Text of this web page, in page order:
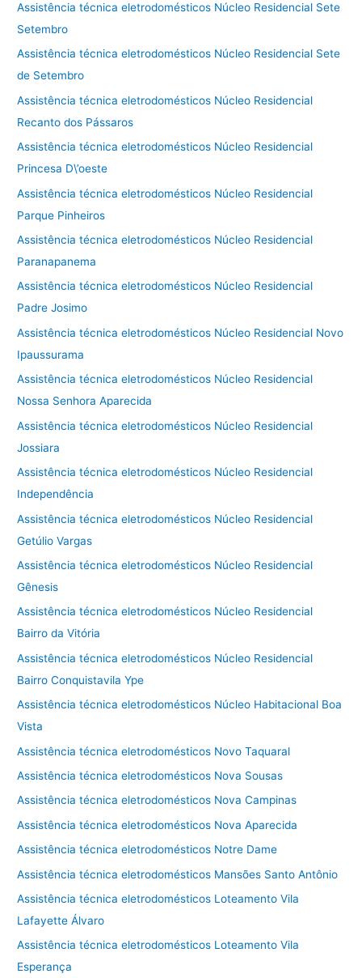
Assistência técnica eletrodomésticos Núcleo Residencial Sete
Setembro
Assistência técnica eletrodomésticos Núcleo Residencial Sete
de Setembro
Assistência técnica eletrodomésticos Núcleo Residencial
Recanto dos Pássaros
Assistência técnica eletrodomésticos Núcleo Residencial
Princesa D\’oeste
Assistência técnica eletrodomésticos Núcleo Residencial
Parque Pinheiros
Assistência técnica eletrodomésticos Núcleo Residencial
Paranapanema
Assistência técnica eletrodomésticos Núcleo Residencial
Padre Josimo
Assistência técnica eletrodomésticos Núcleo Residencial Novo
Ipaussurama
Assistência técnica eletrodomésticos Núcleo Residencial
Nossa Senhora Aparecida
Assistência técnica eletrodomésticos Núcleo Residencial
Jossiara
Assistência técnica eletrodomésticos Núcleo Residencial
Independência
Assistência técnica eletrodomésticos Núcleo Residencial
Getúlio Vargas
Assistência técnica eletrodomésticos Núcleo Residencial
Gênesis
Assistência técnica eletrodomésticos Núcleo Residencial
Bairro da Vitória
Assistência técnica eletrodomésticos Núcleo Residencial
Bairro Conquistavila Ype
Assistência técnica eletrodomésticos Núcleo Habitacional Boa
Vista
Assistência técnica eletrodomésticos Novo Taquaral
Assistência técnica eletrodomésticos Nova Sousas
Assistência técnica eletrodomésticos Nova Campinas
Assistência técnica eletrodomésticos Nova Aparecida
Assistência técnica eletrodomésticos Notre Dame
Assistência técnica eletrodomésticos Mansões Santo Antônio
Assistência técnica eletrodomésticos Loteamento Vila
Lafayette Álvaro
Assistência técnica eletrodomésticos Loteamento Vila
Esperança